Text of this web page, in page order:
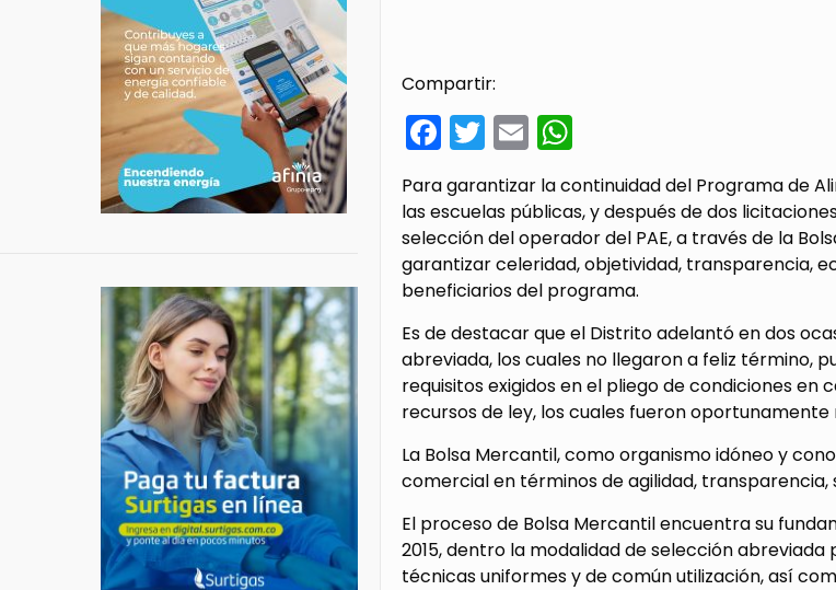
Compartir:
Facebook
Twitter
Email
Para garantizar la continuidad del Programa de
las escuelas públicas, y después de dos
selección del operador del PAE, a través de la
garantizar celeridad, objetividad, transparencia,
beneficiarios del programa.
Es de destacar que el Distrito adelantó en dos
abreviada, los cuales no llegaron a feliz término,
requisitos exigidos en el pliego de condiciones
recursos de ley, los cuales fueron
La Bolsa Mercantil, como organismo idóneo y
comercial en términos de agilidad, transparencia,
El proceso de Bolsa Mercantil encuentra su
2015, dentro la modalidad de selección
técnicas uniformes y de común utilización, así